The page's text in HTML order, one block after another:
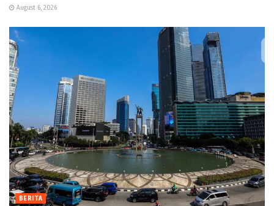
August 6, 2026
BERITA